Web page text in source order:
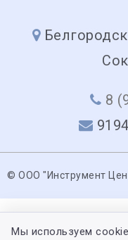
8
© ООО "Инструмент
Мы используем